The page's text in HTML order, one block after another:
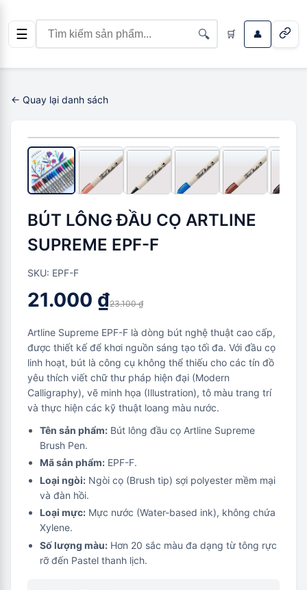
☰ 🔍 🛒 👤
← Quay lại danh sách
-2.100 ₫(9%)
BÚT LÔNG ĐẦU CỌ ARTLINE
SUPREME EPF-F
SKU: EPF-F
21.000 ₫23.100 ₫
Artline Supreme EPF-F là dòng bút nghệ thuật cao cấp,
được thiết kế để khơi nguồn sáng tạo tối đa. Với đầu cọ
linh hoạt, bút là công cụ không thể thiếu cho các tín đồ
yêu thích viết chữ thư pháp hiện đại (Modern
Calligraphy), vẽ minh họa (Illustration), tô màu trang trí
và thực hiện các kỹ thuật loang màu nước.
Tên sản phẩm:Bút lông đầu cọ Artline Supreme
Brush Pen.
Mã sản phẩm:EPF-F.
Loại ngòi:Ngòi cọ (Brush tip) sợi polyester mềm mại
và đàn hồi.
Loại mực:Mực nước (Water-based ink), không chứa
Xylene.
Số lượng màu:Hơn 20 sắc màu đa dạng từ tông rực
rỡ đến Pastel thanh lịch.